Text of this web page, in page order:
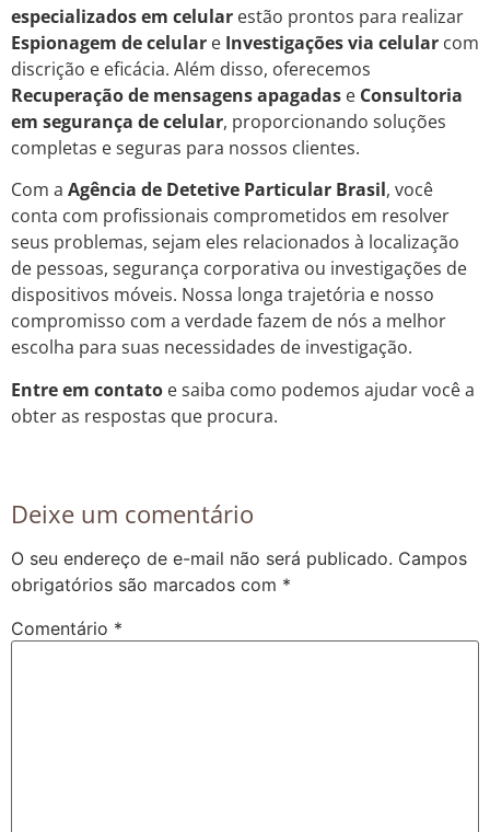
especializados em celular estão prontos para realizar
Espionagem de celular e Investigações via celular com
discrição e eficácia. Além disso, oferecemos
Recuperação de mensagens apagadas e Consultoria
em segurança de celular, proporcionando soluções
completas e seguras para nossos clientes.
Com a Agência de Detetive Particular Brasil, você
conta com profissionais comprometidos em resolver
seus problemas, sejam eles relacionados à localização
de pessoas, segurança corporativa ou investigações de
dispositivos móveis. Nossa longa trajetória e nosso
compromisso com a verdade fazem de nós a melhor
escolha para suas necessidades de investigação.
Entre em contato e saiba como podemos ajudar você a
obter as respostas que procura.
Deixe um comentário
O seu endereço de e-mail não será publicado. Campos
obrigatórios são marcados com *
Comentário *